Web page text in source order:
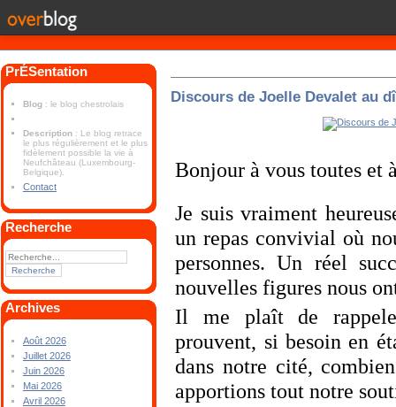
PrÉSentation
Blog : le blog chestrolais
Description : Le blog retrace
le plus régulièrement et le plus
fidèlement possible la vie à
Neufchâteau (Luxembourg-
Belgique).
Contact
Recherche
Archives
Août 2026
Juillet 2026
Juin 2026
Mai 2026
Avril 2026
Discours de Joelle Devalet au
Bonjour à vous toutes et
Je suis vraiment
un repas convivial où
personnes. Un réel
nouvelles figures nous
Il me plaît de
prouvent, si besoin en
dans notre cité,
apportions tout notre